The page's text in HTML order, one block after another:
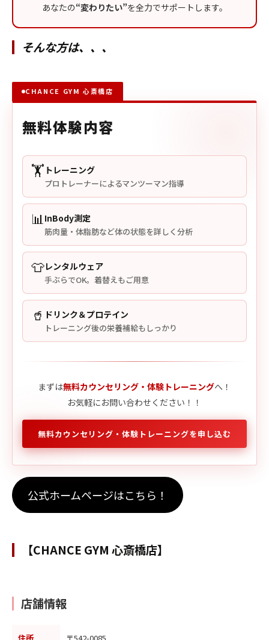
あなたの“変わりたい”を全力でサポートします。
そんな方は、、、
CHANCE GYM 心斎橋店
無料体験内容
🏋️ トレーニング
プロトレーナーによるマンツーマン指導
📊 InBody測定
筋肉量・体脂肪など体の状態を詳しく分析
👕レンタルウェア
手ぶらでOK。着替えもご用意
🥤 ドリンク＆プロテイン
トレーニング後の栄養補給もしっかり
まずは無料カウンセリング・体験トレーニングへ！
お気軽にお問い合わせください！！
無料カウンセリング・体験トレーニングを申し込む
公式ホームページはこちら！
【CHANCE GYM 心斎橋店】
店舗情報